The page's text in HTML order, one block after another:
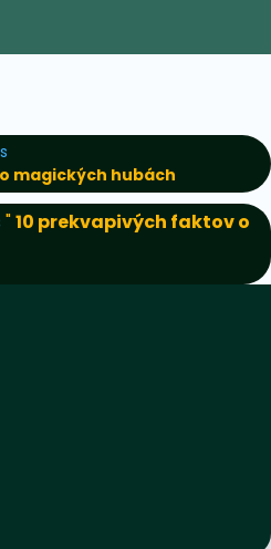
magických hubách
"10 prekvapivých faktov o